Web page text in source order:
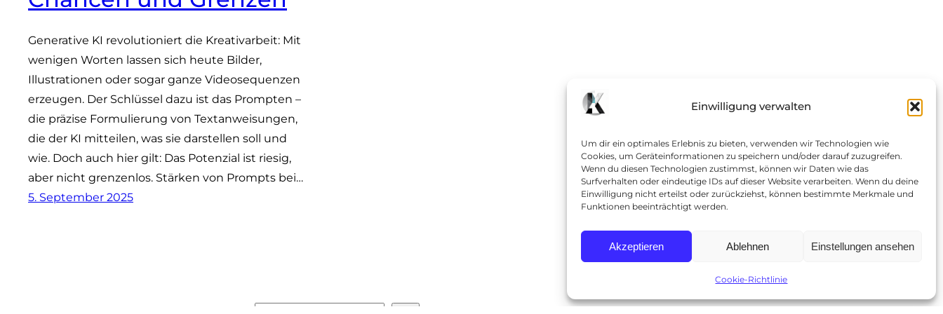
Einwilligung verwalten
Um dir ein optimales Erlebnis zu bieten, verwenden wir Technologien wie
Cookies, um Geräteinformationen zu speichern und/oder darauf zuzugreifen.
Wenn du diesen Technologien zustimmst, können wir Daten wie das
Surfverhalten oder eindeutige IDs auf dieser Website verarbeiten. Wenn du deine
Einwilligung nicht erteilst oder zurückziehst, können bestimmte Merkmale und
Funktionen beeinträchtigt werden.
Akzeptieren Ablehnen Einstellungen ansehen
Cookie-Richtlinie
Generative KI revolutioniert die Kreativarbeit: Mit
wenigen Worten lassen sich heute Bilder,
Illustrationen oder sogar ganze Videosequenzen
erzeugen. Der Schlüssel dazu ist das Prompten –
die präzise Formulierung von Textanweisungen,
die der KI mitteilen, was sie darstellen soll und
wie. Doch auch hier gilt: Das Potenzial ist riesig,
aber nicht grenzenlos. Stärken von Prompts bei…
5. September 2025